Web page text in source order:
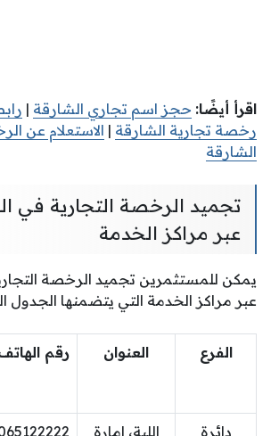
اقرأ أيضًا: حجز اسم تجاري الشارقة |
رخصة تجارية الشارقة | الاستعلام عن
الشارقة
تجميد الرخصة التجارية في
عبر مراكز الخدمة
يمكن للمستثمرين تجميد الرخصة
عبر مراكز الخدمة التي يتضمنها الجدول
الفرع العنوان رقم
دائرة
اللية، إمارة